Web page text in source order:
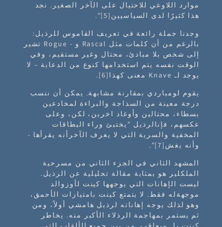
موارد اللاوعي للاحتيال على الآخر الصغير. نجد
هذا كثيرًا لدى السياسيين [5]
".
وجدنا جملة رائعة في تعريف القاموس للرذيل:
بالرغم من أن كلمات مثل Rascal و - Rogue تشير
إلى شخص بلا مبادئ، محتال وغير مستقيم، وفي
الوقت نفسه يتم استخدامها كنوع من الدعابة – لا
يوجد لـ Knave معنى كهذا[6].
يقوم لومباردي بمقارنة مشابهة. يمكن أن ننسب
درجة معينة من السذاجة والبراءة لمخادعين
بسطاء، محتالين وأوغاد اخرين، لكن، وعلى
عكسهم، فإنالرذيل "يختبئ وراء البطاقات
المخفية والسرية التي لا يعرف الآخرأنه يقرأها -
وأنه يغش [7]
".
المشهد الثاني في الجزء الثاني من مسرحية
الملكلير هو بمثابة مقالة تحليلية عن الرذيل.
ليست الإهانات التي يوجهها كينت لأوزوالد
موجهةله فقط. لا يتمتع كينت بامتيازات الأحمق،
وهو لذلك يوجه إهاناته لرذيل هامشي أولاً، ومن
ثم يستمر بمهاجمة الرذلاء الأكبر منه. يخاطر